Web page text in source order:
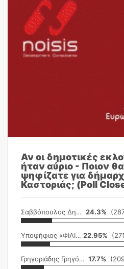
Αν οι δημοτικές
ήταν αύριο - Ποιον θα
ψηφίζατε για
Καστοριάς; (Poll
Σαββόπουλος Δημήτρης 24.3%
Υποψήφιος «ΦΙΛΙΚΗ ΕΤΑΙΡΕΙΑ» 22.95%
Γρηγοριάδης Γρηγόρης 17.7%